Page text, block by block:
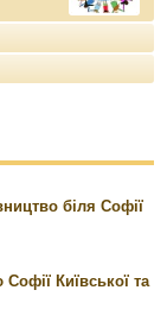
біля Софії
Київської та